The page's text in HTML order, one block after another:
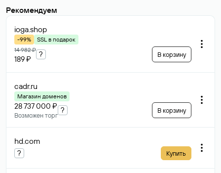
Рекомендуем
ioga.shop
-99%
SSL в подарок
14 982 ₽
189 ₽
? В корзину
cadr.ru
Магазин доменов
28 737 000 ₽
Возможен торг
? В корзину
hd.com
? Купить